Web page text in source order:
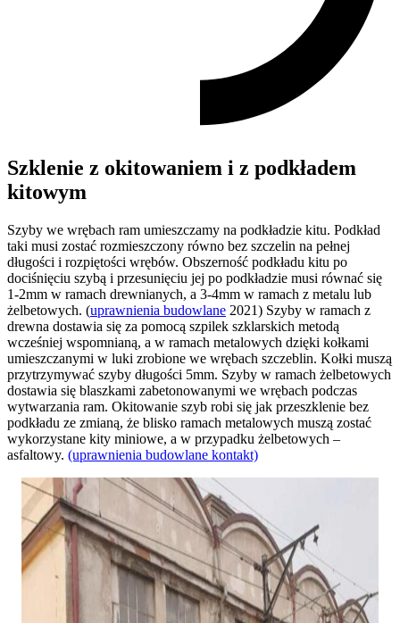
Szklenie z okitowaniem i z podkładem
kitowym
Szyby we wrębach ram umieszczamy na podkładzie kitu. Podkład
taki musi zostać rozmieszczony równo bez szczelin na pełnej
długości i rozpiętości wrębów. Obszerność podkładu kitu po
dociśnięciu szybą i przesunięciu jej po podkładzie musi równać się
1-2mm w ramach drewnianych, a 3-4mm w ramach z metalu lub
żelbetowych. (uprawnienia budowlane 2021) Szyby w ramach z
drewna dostawia się za pomocą szpilek szklarskich metodą
wcześniej wspomnianą, a w ramach metalowych dzięki kołkami
umieszczanymi w luki zrobione we wrębach szczeblin. Kołki muszą
przytrzymywać szyby długości 5mm. Szyby w ramach żelbetowych
dostawia się blaszkami zabetonowanymi we wrębach podczas
wytwarzania ram. Okitowanie szyb robi się jak przeszklenie bez
podkładu ze zmianą, że blisko ramach metalowych muszą zostać
wykorzystane kity miniowe, a w przypadku żelbetowych –
asfaltowy. (uprawnienia budowlane kontakt)